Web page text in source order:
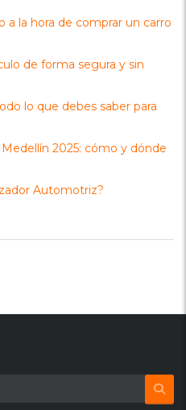
a la hora de comprar un carro
de forma segura y sin
lo que debes saber para
2025: cómo y dónde
Automotriz?